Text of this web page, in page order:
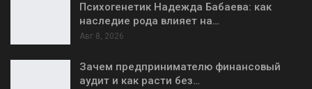
Психогенетик Надежда Бабаева: как
наследие рода влияет на…
Авг 8, 2026
Зачем предпринимателю финансовый
аудит и как расти без…